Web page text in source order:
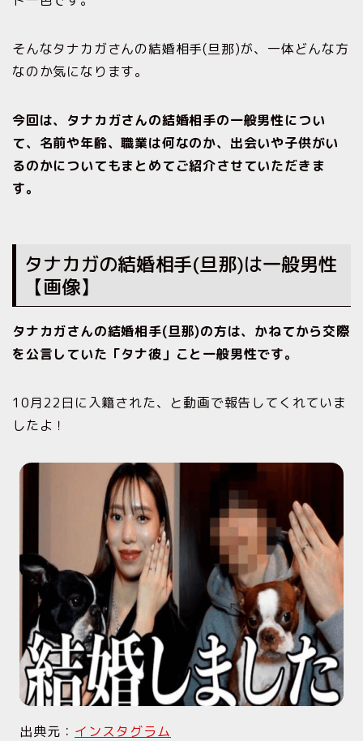
そんなタナカガさんの結婚相手(旦那)が、一体どんな方
なのか気になります。
今回は、タナカガさんの結婚相手の一般男性につい
て、名前や年齢、職業は何なのか、出会いや子供がい
るのかについてもまとめてご紹介させていただきま
す。
タナカガの結婚相手(旦那)は一般男性
【画像】
タナカガさんの結婚相手(旦那)の方は、かねてから交際
を公言していた「タナ彼」こと一般男性です。
10月22日に入籍された、と動画で報告してくれていま
したよ！
出典元： インスタグラム